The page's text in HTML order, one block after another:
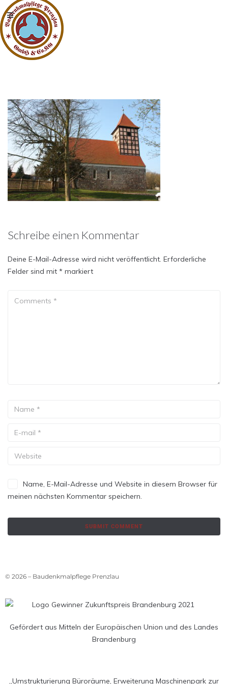
Schreibe einen Kommentar
Deine E-Mail-Adresse wird nicht veröffentlicht. Erforderliche
Felder sind mit * markiert
Name, E-Mail-Adresse und Website in diesem Browser für
meinen nächsten Kommentar speichern.
© 2026 – Baudenkmalpflege Prenzlau
Gefördert aus Mitteln der Europäischen Union und des Landes
Brandenburg
„Umstrukturierung Büroräume, Erweiterung Maschinenpark zur